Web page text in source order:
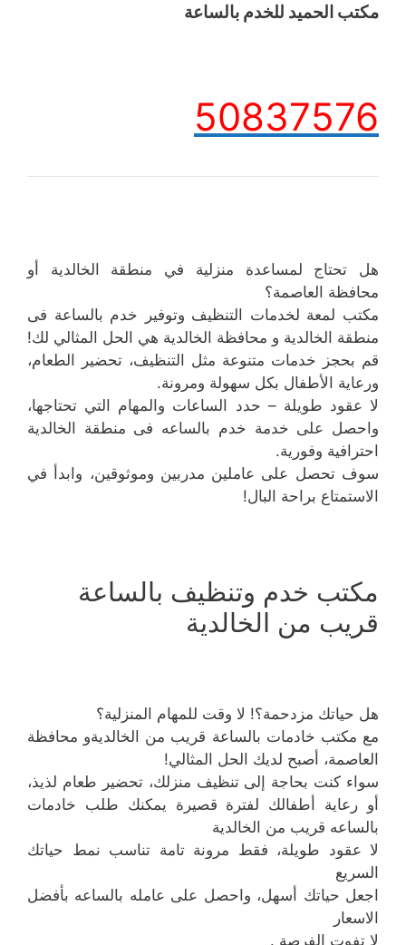
مكتب الحميد للخدم بالساعة
50837576
هل تحتاج لمساعدة منزلية في منطقة الخالدية أو
محافظة العاصمة؟
مكتب لمعة لخدمات التنظيف وتوفير خدم بالساعة فى
منطقة الخالدية و محافظة الخالدية هي الحل المثالي لك!
قم بحجز خدمات متنوعة مثل التنظيف، تحضير الطعام،
ورعاية الأطفال بكل سهولة ومرونة.
لا عقود طويلة – حدد الساعات والمهام التي تحتاجها،
واحصل على خدمة خدم بالساعه فى منطقة الخالدية
احترافية وفورية.
سوف تحصل على عاملين مدربين وموثوقين، وابدأ في
الاستمتاع براحة البال!
مكتب خدم وتنظيف بالساعة
قريب من الخالدية
هل حياتك مزدحمة؟! لا وقت للمهام المنزلية؟
مع مكتب خادمات بالساعة قريب من الخالديةو محافظة
العاصمة، أصبح لديك الحل المثالي!
سواء كنت بحاجة إلى تنظيف منزلك، تحضير طعام لذيذ،
أو رعاية أطفالك لفترة قصيرة يمكنك طلب خادمات
بالساعه قريب من الخالدية
لا عقود طويلة، فقط مرونة تامة تناسب نمط حياتك
السريع
اجعل حياتك أسهل، واحصل على عامله بالساعه بأفضل
الاسعار
لا تفوت الفرصة .